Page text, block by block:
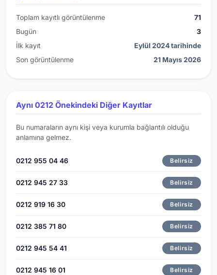
Toplam kayıtlı görüntülenme
71
Bugün
3
İlk kayıt
Eylül 2024 tarihinde
Son görüntülenme
21 Mayıs 2026
Aynı 0212 Önekindeki Diğer Kayıtlar
Bu numaraların aynı kişi veya kurumla bağlantılı olduğu
anlamına gelmez.
0212 955 04 46 Belirsiz
0212 945 27 33 Belirsiz
0212 919 16 30 Belirsiz
0212 385 71 80 Belirsiz
0212 945 54 41 Belirsiz
0212 945 16 01 Belirsiz